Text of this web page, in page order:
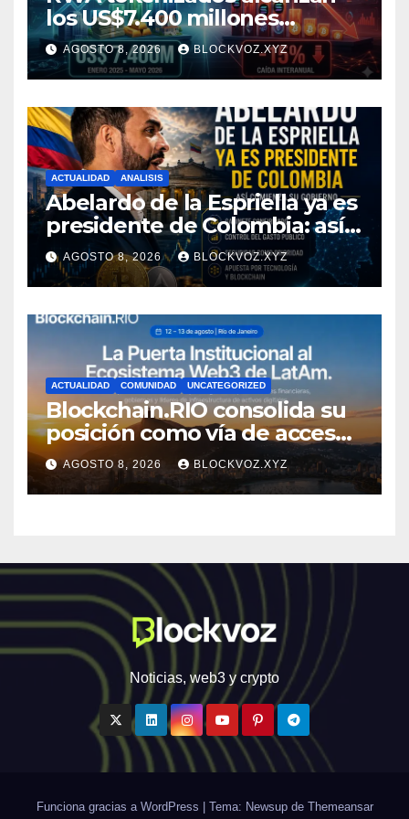
los US$7.400 millones
mientras la DeFi cae 15%
AGOSTO 8, 2026 BLOCKVOZ.XYZ
ACTUALIDAD ANALISIS
Abelardo de la Espriella ya es
presidente de Colombia: así
comienza su gobierno y qué
puede cambiar para la
economía y el sector cripto
AGOSTO 8, 2026 BLOCKVOZ.XYZ
ACTUALIDAD COMUNIDAD UNCATEGORIZED
Blockchain.RIO consolida su
posición como vía de acceso
institucional a la
infraestructura financiera
digital de América Latina
AGOSTO 8, 2026 BLOCKVOZ.XYZ
Noticias, web3 y crypto
Funciona gracias a WordPress Tema: Newsup de Themeansar